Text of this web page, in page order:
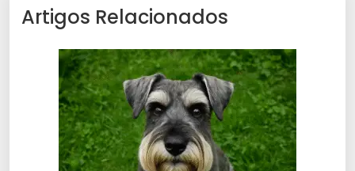
Artigos Relacionados